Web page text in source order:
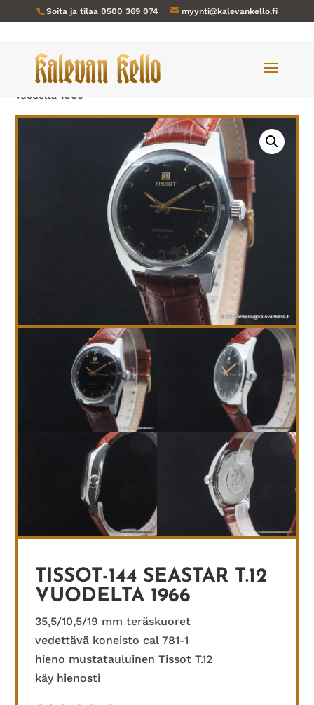
Soita ja tilaa 0500 369 074 myynti@kalevankello.fi
Verkkokauppa/Miesten kellot
/ Tissot-144 Seastar T.12
vuodelta 1966
TISSOT-144 SEASTAR T.12
VUODELTA 1966
35,5/10,5/19 mm teräskuoret
vedettävä koneisto cal 781-1
hieno mustatauluinen Tissot T.12
käy hienosti